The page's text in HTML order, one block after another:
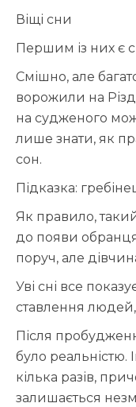
Віщі сни
Першим із них є
Смішно, але
ворожили на
на судженого
лише знати, як
сон.
Підказка:
Як правило,
до появи обранця
поруч, але
Уві сні все
ставлення
Після
було реальністю.
кілька разів,
залишається